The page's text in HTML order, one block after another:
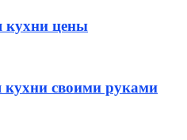
кухни цены
кухни своими руками